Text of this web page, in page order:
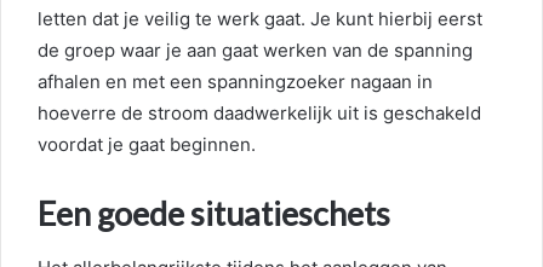
letten dat je veilig te werk gaat. Je kunt hierbij eerst
de groep waar je aan gaat werken van de spanning
afhalen en met een spanningzoeker nagaan in
hoeverre de stroom daadwerkelijk uit is geschakeld
voordat je gaat beginnen.
Een goede situatieschets